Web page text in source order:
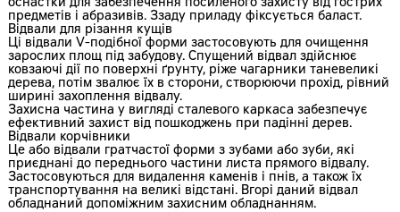
оснастки для забезпечення посиленого захисту від гострих
предметів і абразивів. Ззаду приладу фіксується баласт.
Відвали для різання кущів
Ці відвали V-подібної форми застосовують для очищення
зарослих площ під забудову. Спущений відвал здійснює
ковзаючі дії по поверхні ґрунту, ріже чагарники таневеликі
дерева, потім звалює їх в сторони, створюючи прохід, рівний
ширині захоплення відвалу.
Захисна частина у вигляді сталевого каркаса забезпечує
ефективний захист від пошкоджень при падінні дерев.
Відвали корчівники
Це або відвали гратчастої форми з зубами або зуби, які
приєднані до переднього частини листа прямого відвалу.
Застосовуються для видалення каменів і пнів, а також їх
транспортування на великі відстані. Вгорі даний відвал
обладнаний допоміжним захисним обладнанням.